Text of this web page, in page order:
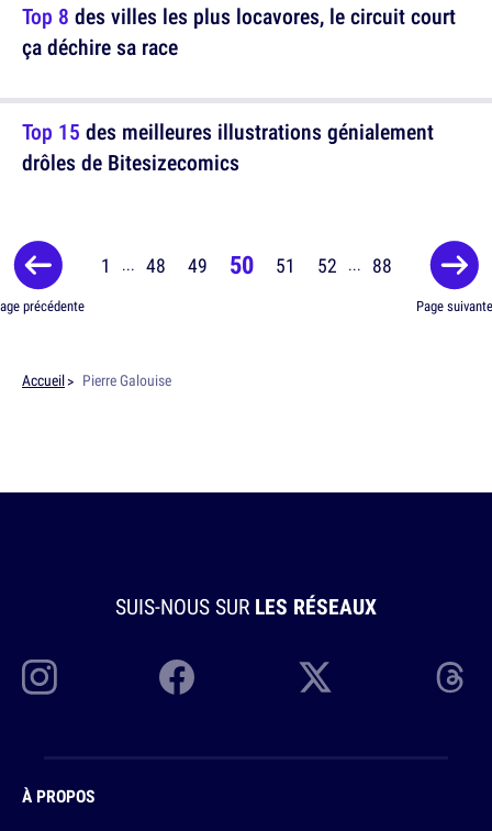
Top 8 des villes les plus locavores, le circuit court
ça déchire sa race
Top 15 des meilleures illustrations génialement
drôles de Bitesizecomics
précédente
1 ... 48 49 50 51 52 ... 88
Page suivante
Accueil Pierre Galouise
SUIS-NOUS SUR LES RÉSEAUX
À PROPOS